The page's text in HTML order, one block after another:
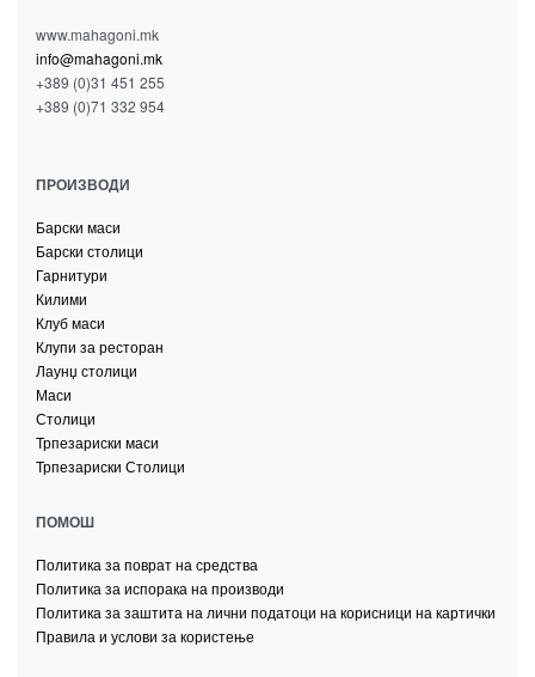
www.mahagoni.mk
info@mahagoni.mk
+389 (0)31 451 255
+389 (0)71 332 954
ПРОИЗВОДИ
Барски маси
Барски столици
Гарнитури
Килими
Клуб маси
Клупи за ресторан
Лаунџ столици
Маси
Столици
Трпезариски маси
Трпезариски Столици
ПОМОШ
Политика за поврат на средства
Политика за испорака на производи
Политика за заштита на лични податоци на корисници на картички
Правила и услови за користење